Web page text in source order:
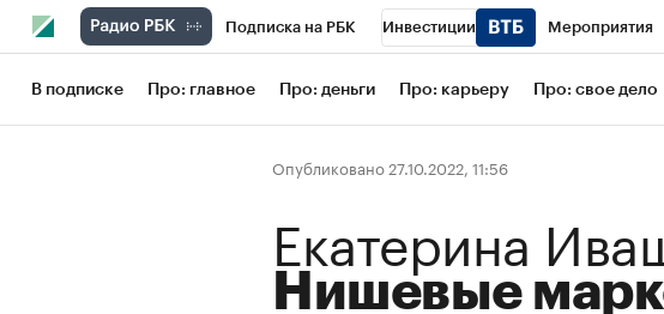
Подписка на РБК Инвестиции Мероприятия
Школа управления РБК РБК Образование
Рынок наличной валюты
В подписке Про: главное Про: деньги Про: карьеру Про: свое дело
Опубликовано 27.10.2022, 11:56
Екатерина
Нишевые